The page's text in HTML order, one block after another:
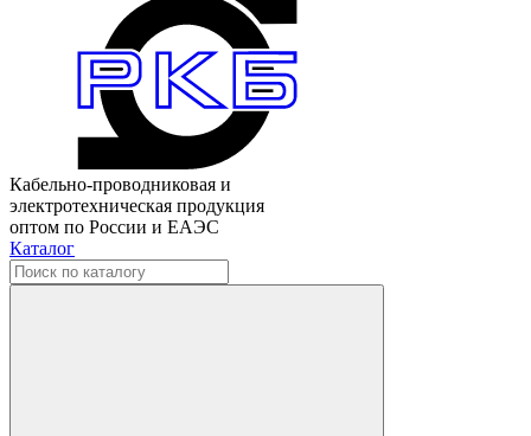
Кабельно-проводниковая и
электротехническая продукция
оптом по России и ЕАЭС
Каталог